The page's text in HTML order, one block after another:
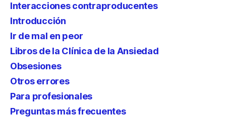
Interacciones contraproducentes
Introducción
Ir de mal en peor
Libros de la Clínica de la Ansiedad
Obsesiones
Otros errores
Para profesionales
Preguntas más frecuentes